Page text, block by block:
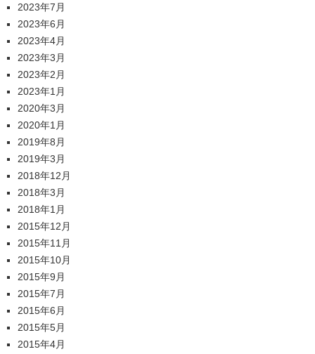
2023年7月
2023年6月
2023年4月
2023年3月
2023年2月
2023年1月
2020年3月
2020年1月
2019年8月
2019年3月
2018年12月
2018年3月
2018年1月
2015年12月
2015年11月
2015年10月
2015年9月
2015年7月
2015年6月
2015年5月
2015年4月